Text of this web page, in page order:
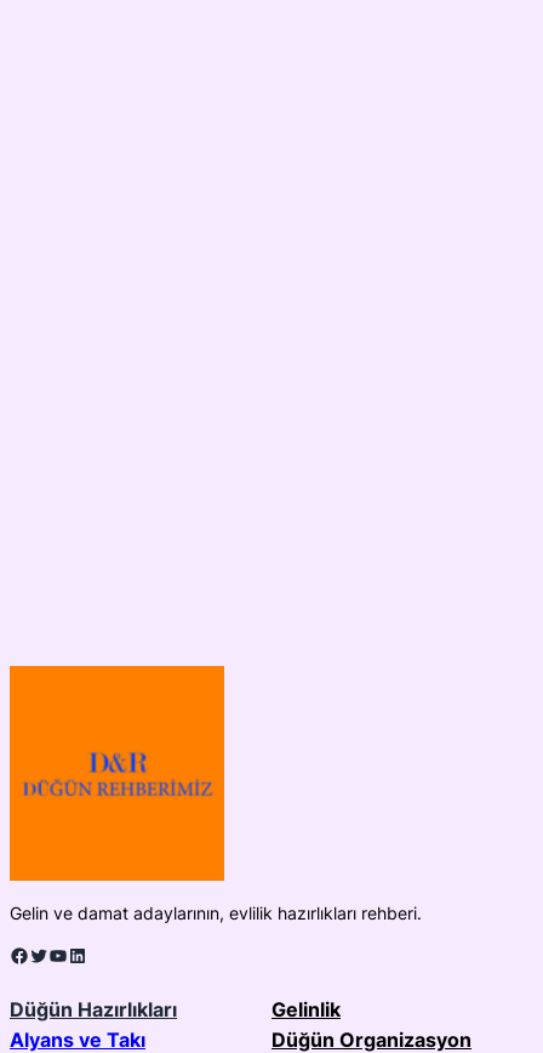
Gelin ve damat adaylarının, evlilik hazırlıkları rehberi.
Facebook Twitter YouTube LinkedIn
Düğün Hazırlıkları
Alyans ve Takı
Gelinlik
Düğün Organizasyon